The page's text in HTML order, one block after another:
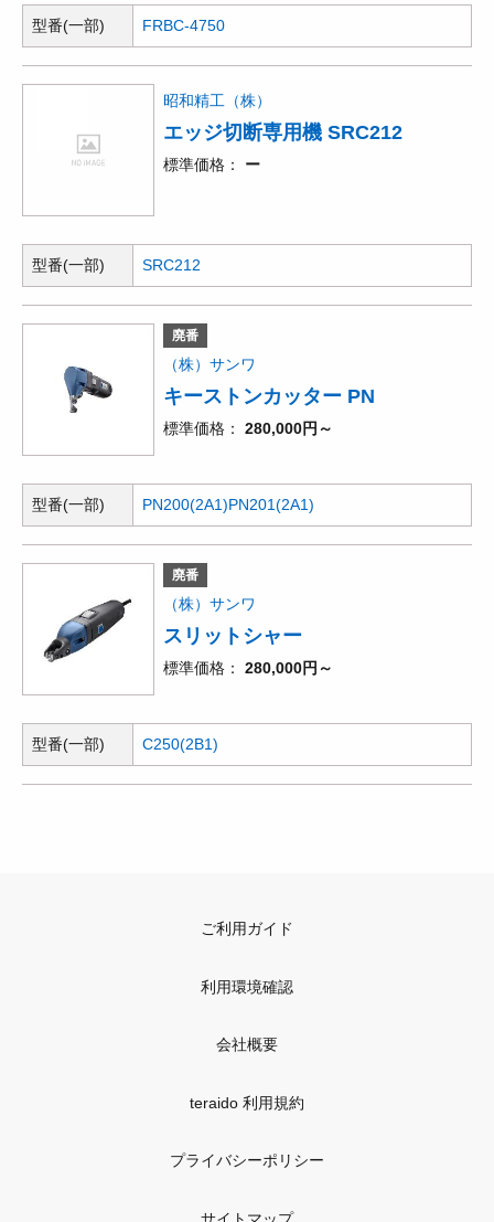
型番(一部)
FRBC-4750
昭和精工（株）
エッジ切断専用機 SRC212
標準価格 ー
型番(一部) SRC212
廃番
（株）サンワ
キーストンカッター PN
標準価格 280,000円～
型番(一部) PN200(2A1)PN201(2A1)
廃番
（株）サンワ
スリットシャー
標準価格 280,000円～
型番(一部) C250(2B1)
ご利用ガイド
利用環境確認
会社概要
teraido 利用規約
プライバシーポリシー
サイトマップ